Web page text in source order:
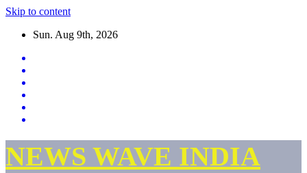
Skip to content
Sun. Aug 9th, 2026
NEWS WAVE INDIA